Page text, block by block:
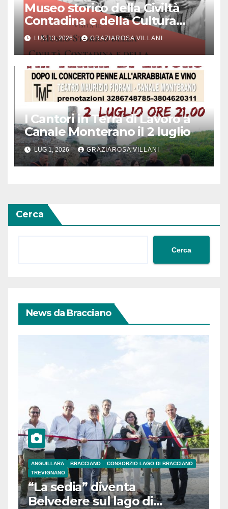
Museo storico della Civiltà
Contadina e della Cultura
Popolare “Augusto Montori”:
Quando la memoria incontra
l’innovazione
LUG 13, 2026 GRAZIAROSA VILLANI
I Cantori in Terra di Lavoro a
Canale Monterano il 2 luglio
LUG 1, 2026 GRAZIAROSA VILLANI
Cerca
Cerca
News da Bracciano
ANGUILLARA BRACCIANO
CONSORZIO LAGO DI BRACCIANO
TREVIGNANO
“La sedia” diventa
Belvedere sul lago di